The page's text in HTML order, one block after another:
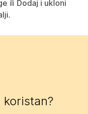
ili Dodaj i ukloni
.